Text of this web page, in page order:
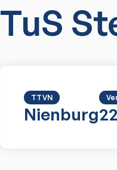
TuS
TTVN
Nienburg